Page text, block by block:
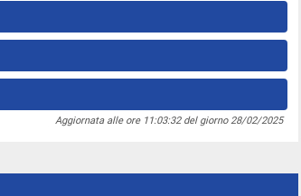
Aggiornata alle ore 11:03:32 del giorno 28/02/2025